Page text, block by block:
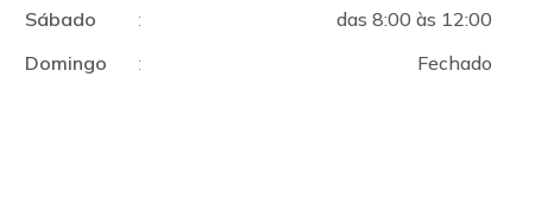
Sábado
:
das 8:00 às 12:00
Domingo
: Fechado